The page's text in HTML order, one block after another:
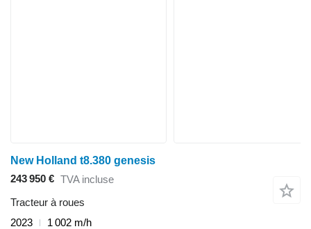
New Holland t8.380 genesis
243 950 € TVA incluse
Tracteur à roues
2023
1 002 m/h